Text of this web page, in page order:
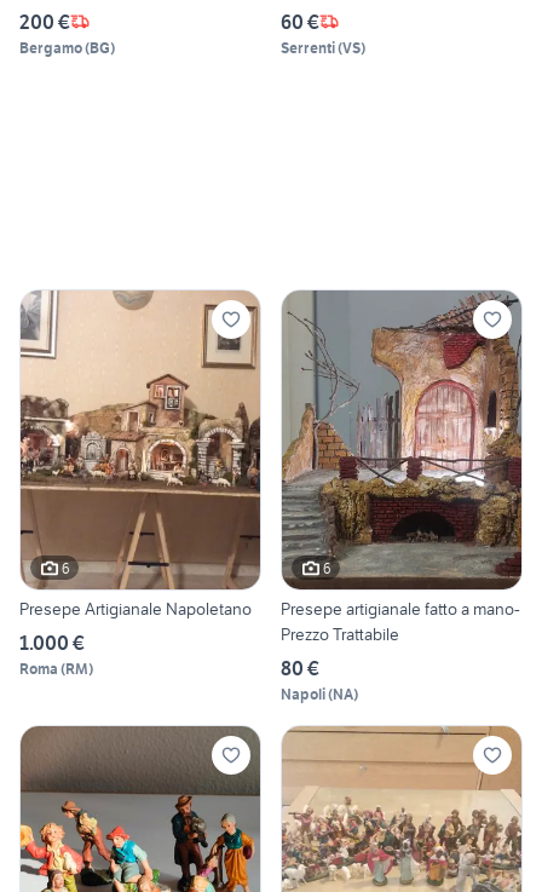
200 €
Bergamo(BG)
60 €
Serrenti(VS)
6
Presepe Artigianale Napoletano
1.000 €
Roma (RM)
6
Presepe artigianale fatto a mano-
Prezzo Trattabile
80 €
Napoli(NA)